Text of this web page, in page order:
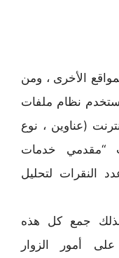
الأخرى ، ومن
نظام ملفات
(عناوين ، نوع
“مقدمي خدمات
النقرات لتحليل
جمع كل هذه
أمور الزوار